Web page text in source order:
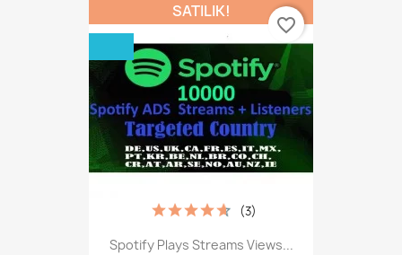
Spotify Plays Streams Views...
(3)
SATILIK!
favorite_border